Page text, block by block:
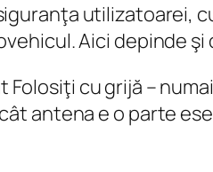
utilizatoarei,
. Aici depinde
Folosiţi cu grijă –
antena e o parte